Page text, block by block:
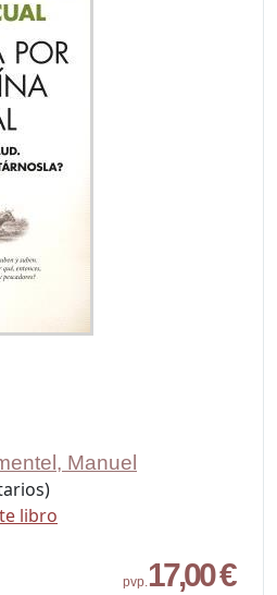
Manuel
libro
pvp.17,00 €